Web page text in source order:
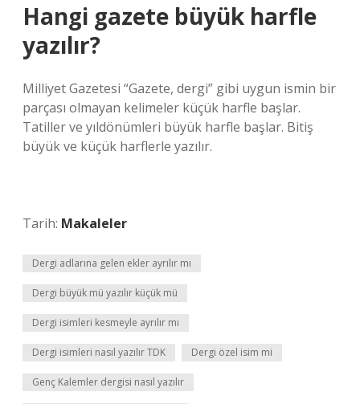
Hangi gazete büyük harfle
yazılır?
Milliyet Gazetesi “Gazete, dergi” gibi uygun ismin bir
parçası olmayan kelimeler küçük harfle başlar.
Tatiller ve yıldönümleri büyük harfle başlar. Bitiş
büyük ve küçük harflerle yazılır.
Tarih: Makaleler
Dergi adlarına gelen ekler ayrılır mı
Dergi büyük mü yazılır küçük mü
Dergi isimleri kesmeyle ayrılır mı
Dergi isimleri nasıl yazılır TDK Dergi özel isim mi
Genç Kalemler dergisi nasıl yazılır